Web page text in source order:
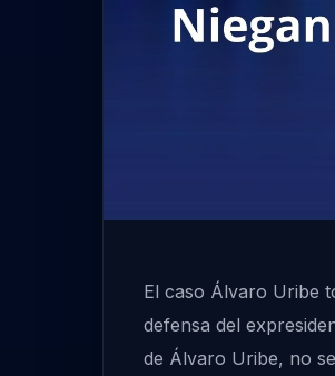
El caso Álvaro Uribe
defensa del
de Álvaro Uribe, no